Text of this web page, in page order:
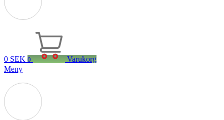
0 SEK 0
Varukorg
Meny